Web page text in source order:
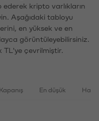
kripto varlıkların
Aşağıdaki tabloyu
en yüksek ve en
görüntüleyebilirsiniz.
TL'ye çevrilmiştir.
Kapanış En düşük